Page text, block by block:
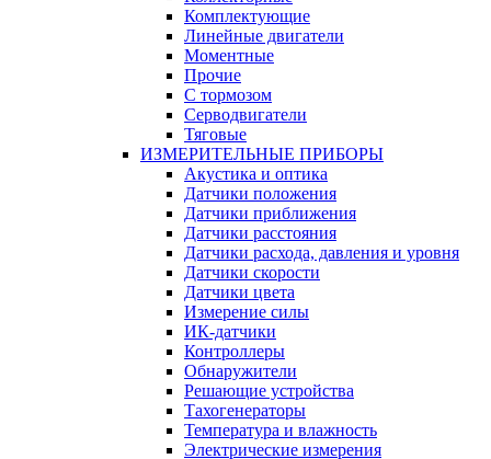
Комплектующие
Линейные двигатели
Моментные
Прочие
С тормозом
Серводвигатели
Тяговые
ИЗМЕРИТЕЛЬНЫЕ ПРИБОРЫ
Акустика и оптика
Датчики положения
Датчики приближения
Датчики расстояния
Датчики расхода, давления и уровня
Датчики скорости
Датчики цвета
Измерение силы
ИК-датчики
Контроллеры
Обнаружители
Решающие устройства
Тахогенераторы
Температура и влажность
Электрические измерения